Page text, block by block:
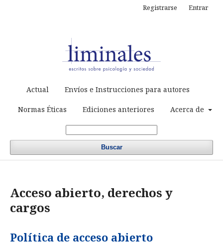
Actual Envíos e Instrucciones para autores
Normas Éticas Ediciones anteriores Acerca de
Buscar
Registrarse Entrar
Acceso abierto, derechos y
cargos
Política de acceso abierto